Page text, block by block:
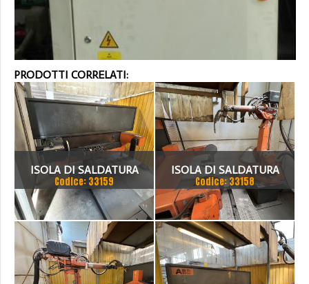
PRODOTTI CORRELATI:
ISOLA DI SALDATURA
ROBOTIZZATA ABB
Codice: 33159
ISOLA DI SALDATURA
ROBOTIZZATA ABB
Codice: 33158